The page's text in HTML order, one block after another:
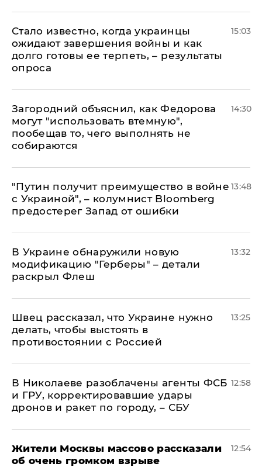
Стало известно, когда украинцы
ожидают завершения войны и как
долго готовы ее терпеть, – результаты
опроса
15:03
Загородний объяснил, как Федорова
могут "использовать втемную",
пообещав то, чего выполнять не
собираются
14:30
"Путин получит преимущество в войне
с Украиной", – колумнист Bloomberg
предостерег Запад от ошибки
13:48
В Украине обнаружили новую
модификацию "Герберы" – детали
раскрыл Флеш
13:32
Швец рассказал, что Украине нужно
делать, чтобы выстоять в
противостоянии с Россией
13:25
В Николаеве разоблачены агенты ФСБ
и ГРУ, корректировавшие удары
дронов и ракет по городу, – СБУ
12:58
Жители Москвы массово рассказали
об очень громком взрыве
12:54